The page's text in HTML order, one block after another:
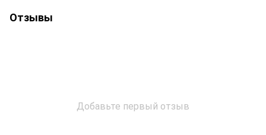
Отзывы
Добавьте первый отзыв